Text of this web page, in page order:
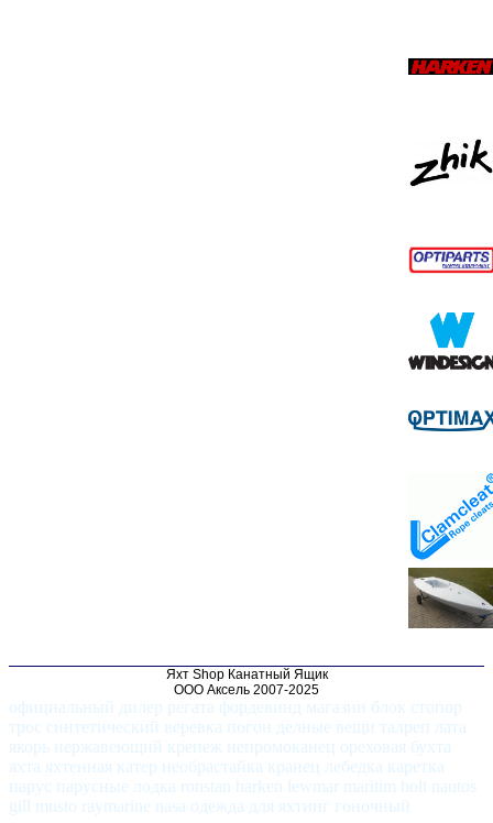
Яхт Shop Канатный Ящик
ООО Аксель 2007-2025
официальный дилер регата фордевинд магазин блок стопор
трос синтетический веревка погон делные вещи талреп лата
якорь нержавеющий крепеж непромоканец ореховая бухта
яхта яхтенная катер необрастайка кранец лебедка каретка
парус парусные лодка ronstan harken lewmar maritim holt nautos
gill musto raymarine nasa одежда для яхтинг гоночный